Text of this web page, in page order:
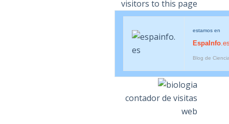
estamos en
EspaInfo
Blog de
contador de visitas
web